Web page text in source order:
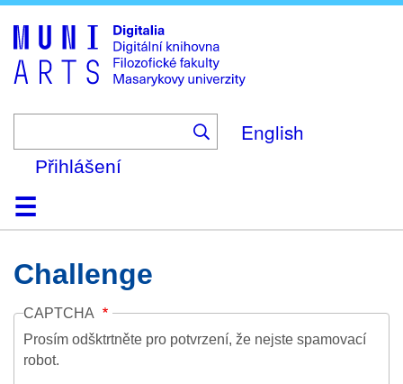
to
main
content
English
Přihlášení
DomůKolekce
Prohlížení
Vyhledávání
O platformě
Nápověda
KontaktDigitalia
Challenge
CAPTCHA
Prosím odšktrtněte pro potvrzení, že nejste spamovací
robot.